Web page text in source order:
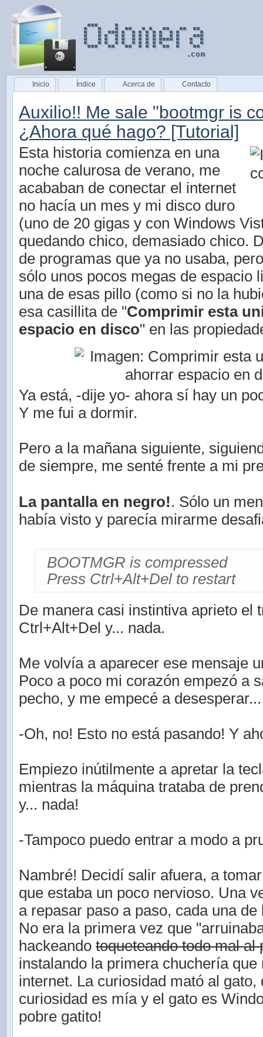
Inicio Índice Acerca de Contacto
Auxilio!! Me sale "bootmgr is
¿Ahora qué hago? [Tutorial]
Esta historia comienza en una
noche calurosa de verano, me
acababan de conectar el internet
no hacía un mes y mi disco duro
(uno de 20 gigas y con Windows
quedando chico, demasiado chico.
de programas que ya no usaba,
sólo unos pocos megas de espacio
una de esas pillo (como si no la
esa casillita de "Comprimir esta
espacio en disco" en las
Ya está, -dije yo- ahora sí hay un
Y me fui a dormir.
Pero a la mañana siguiente,
de siempre, me senté frente a mi
La pantalla en negro!. Sólo un
había visto y parecía mirarme
BOOTMGR is compressed
Press Ctrl+Alt+Del to restart
De manera casi instintiva aprieto el
Ctrl+Alt+Del y... nada.
Me volvía a aparecer ese mensaje
Poco a poco mi corazón empezó a
pecho, y me empecé a desesperar...
-Oh, no! Esto no está pasando! Y
Empiezo inútilmente a apretar la
mientras la máquina trataba de
y... nada!
-Tampoco puedo entrar a modo a
Nambré! Decidí salir afuera, a
que estaba un poco nervioso. Una
a repasar paso a paso, cada una
No era la primera vez que
hackeando toqueteando todo mal al
instalando la primera chuchería que
internet. La curiosidad mató al gato,
curiosidad es mía y el gato es
pobre gatito!